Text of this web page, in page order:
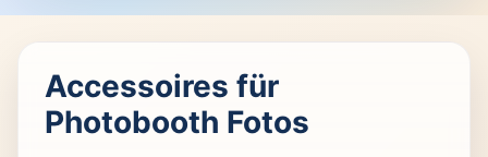
Accessoires für
Photobooth Fotos